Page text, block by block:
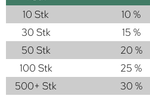
10 Stk
10 %
30 Stk
15 %
50 Stk
20 %
100 Stk
25 %
500+ Stk
30 %